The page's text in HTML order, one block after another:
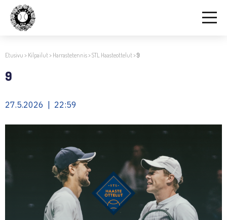
Etusivu > Kilpailut> Harrastetennis>STL Haasteottelut>9
9
27.5.2026 | 22:59